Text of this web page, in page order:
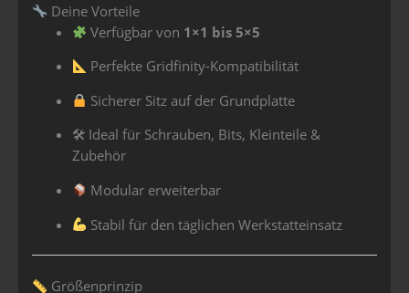
Deine Vorteile
Verfügbar von 1×1 bis 5×5
Perfekte Gridfinity-Kompatibilität
Sicherer Sitz auf der Grundplatte
🛠 Ideal für Schrauben, Bits, Kleinteile &
Zubehör
Modular erweiterbar
Stabil für den täglichen Werkstatteinsatz
Größenprinzip